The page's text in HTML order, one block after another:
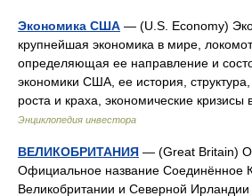
Экономика США — (U.S. Economy)
крупнейшая экономика в мире,
определяющая ее направление и
экономики США, ее история,
роста и краха, экономические
Энциклопедия инвестора
ВЕЛИКОБРИТАНИЯ — (Great Britain)
Официальное название Соединённое
Великобритании и Северной